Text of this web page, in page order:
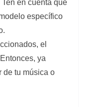
en cuenta que
específico
el
ya
de tu música o